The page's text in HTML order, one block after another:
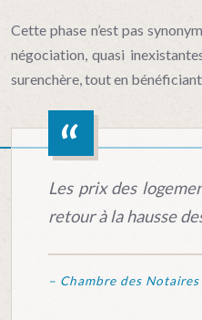
Cette phase n’est pas
négociation, quasi
surenchère, tout en
Les prix des
retour à la hausse
– Chambre des